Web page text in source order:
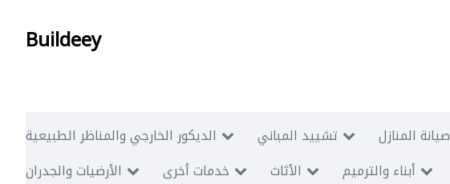
Buildeey
الديكور الخارجي والمناظر الطبيعية تشييد المباني صيانة المنازل
الأرضيات والجدران
خدمات أخرى الأثاث أبناء والترميم